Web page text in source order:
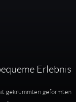
Erlebnis
gekrümmten geformten